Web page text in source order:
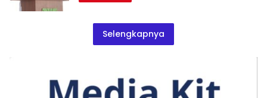
Selengkapnya